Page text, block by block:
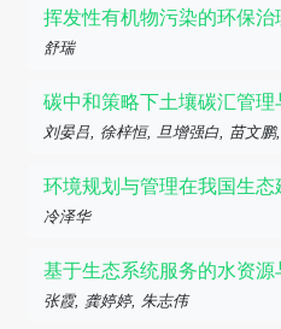
挥发性有机物污染的环保治
舒瑞
碳中和策略下土壤碳汇管理
刘晏吕, 徐梓恒, 旦增强白, 苗文
环境规划与管理在我国生
冷泽华
基于生态系统服务的水资源
张霞, 龚婷婷, 朱志伟